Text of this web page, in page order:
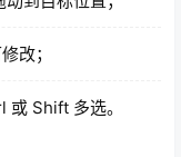
改；
Shift 多选。